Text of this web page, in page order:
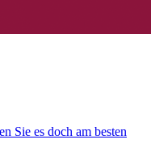
Sie es doch am besten